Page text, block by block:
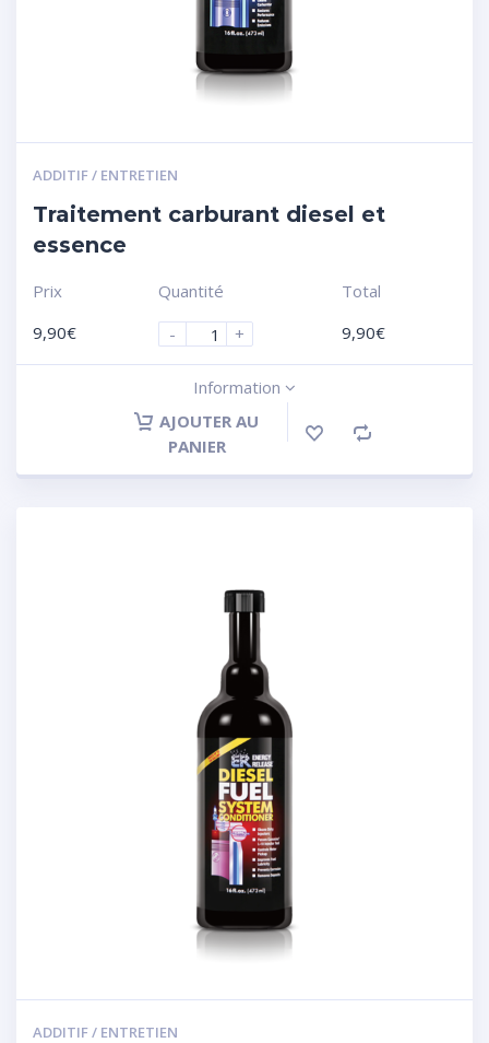
ADDITIF / ENTRETIEN
Traitement carburant diesel et
essence
Prix
9,90€
Quantité
-
+
Total
9,90€
Information
AJOUTER AU
PANIER
ADDITIF / ENTRETIEN